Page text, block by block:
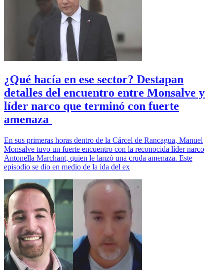
¿Qué hacía en ese sector? Destapan
detalles del encuentro entre Monsalve y
líder narco que terminó con fuerte
amenaza
En sus primeras horas dentro de la Cárcel de Rancagua, Manuel
Monsalve tuvo un fuerte encuentro con la reconocida líder narco
Antonella Marchant, quien le lanzó una cruda amenaza. Este
episodio se dio en medio de la ida del ex